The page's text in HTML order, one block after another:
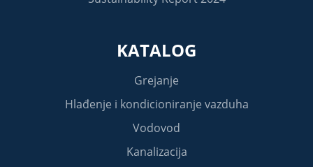
KATALOG
Grejanje
Hlađenje i kondicioniranje vazduha
Vodovod
Kanalizacija